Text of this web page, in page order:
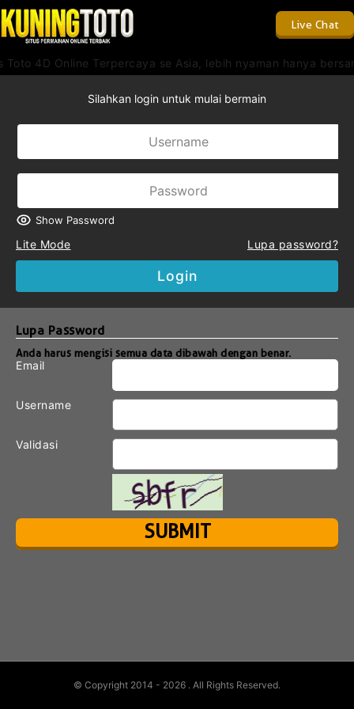
Live Chat
4D Online Terpercaya se Asia, lebih nyaman hanya
Silahkan login untuk mulai bermain
Show Password
Lite Mode Lupa password?
Login
Lupa Password
Anda harus mengisi semua data dibawah dengan benar.
Email
Username
Validasi
© Copyright 2014 - 2026 . All Rights Reserved.